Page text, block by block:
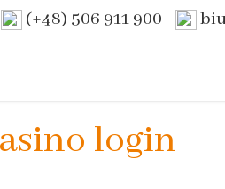
(+48) 506 911 900
login